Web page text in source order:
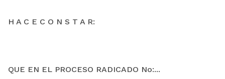
H A C E C O N S T A R:
QUE EN EL PROCESO RADICADO No:...